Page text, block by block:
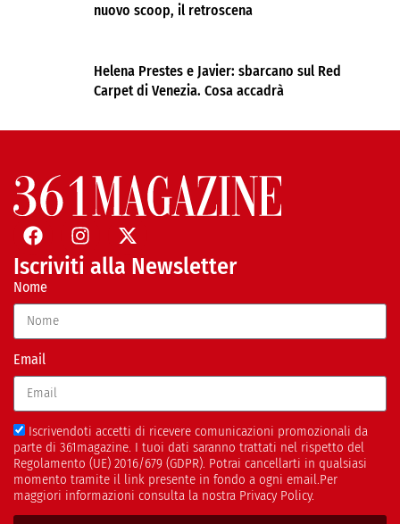
nuovo scoop, il retroscena
Helena Prestes e Javier: sbarcano sul Red
Carpet di Venezia. Cosa accadrà
Iscriviti alla Newsletter
Nome
Email
Iscrivendoti accetti di ricevere comunicazioni promozionali da
parte di 361magazine. I tuoi dati saranno trattati nel rispetto del
Regolamento (UE) 2016/679 (GDPR). Potrai cancellarti in qualsiasi
momento tramite il link presente in fondo a ogni email.Per
maggiori informazioni consulta la nostra Privacy Policy.